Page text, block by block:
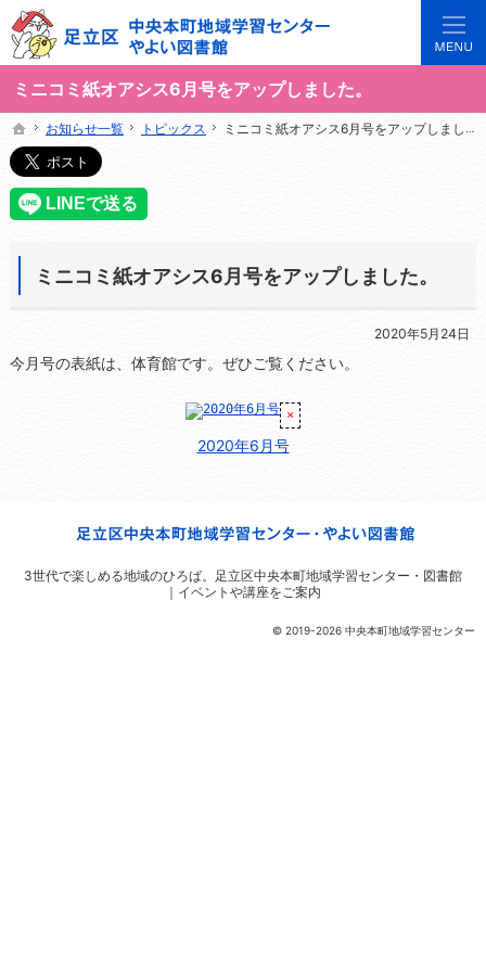
ミニコミ紙オアシス6月号をアップしました。
3世代で楽しめる地域のひろば。当サイトでは地域の講座や施設をご案内しています。
足立区中央本町地域学習センターや図書館の総合案内サイト
ホーム
お知らせ一覧 トピックス ミニコミ紙オアシス6月号をアップしました。
ミニコミ紙オアシス6月号をアップしました。
2020年5月24日
今月号の表紙は、体育館です。ぜひご覧ください。
2020年6月号
ホーム
お知らせ一覧 トピックス ミニコミ紙オアシス6月号をアップしました。
© 2019-2026 中央本町地域学習センター
3世代で楽しめる地域のひろば。
足立区中央本町地域学習センター・図書館
｜イベントや講座をご案内